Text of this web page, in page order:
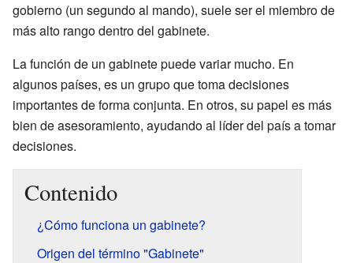
gobierno (un segundo al mando), suele ser el miembro de
más alto rango dentro del gabinete.
La función de un gabinete puede variar mucho. En
algunos países, es un grupo que toma decisiones
importantes de forma conjunta. En otros, su papel es más
bien de asesoramiento, ayudando al líder del país a tomar
decisiones.
Contenido
¿Cómo funciona un gabinete?
Origen del término "Gabinete"